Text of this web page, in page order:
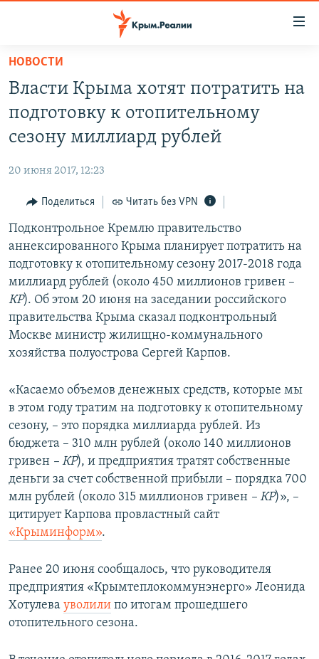
Вернуться
основному
содержанию
главной
Вернутся
поиску
СПЕЦПРОЕКТЫ
11 ЛЕТ ОККУПАЦИИ КРЫМА. 11 ИСТОРИЙ СОПРОТИВЛЕНИЯ
ЕЩЕ
ИНТЕРАКТИВ
ИНФОГРАФИКА
ТЕЛЕПРОЕКТ КРЫМ.РЕАЛИИ
СОВЕТЫ ПРАВОЗАЩИТНИКОВ
ПРОПАВШИЕ БЕЗ ВЕСТИ
ПОБЕДИТЕЛЕЙ НЕ СУДЯТ?
КРЫМ.НЕПОКОРЕННЫЙ
УКРАИНСКАЯ ПРОБЛЕМА КРЫМА
РАДІО СВОБОДА
КАК ОБОЙТИ БЛОКИРОВКУ
Українською
Qırımtatar
ПРИСОЕДИНЯЙТЕСЬ!
Все сайты RFE/RL
НОВОСТИ
Власти Крыма хотят потратить на
подготовку к отопительному
сезону миллиард рублей
20 июня 2017, 12:23
Поделиться Читать без VPN
Подконтрольное Кремлю правительство
аннексированного Крыма планирует потратить на
подготовку к отопительному сезону 2017-2018 года
миллиард рублей (около 450 миллионов гривен –
КР). Об этом 20 июня на заседании российского
правительства Крыма сказал подконтрольный
Москве министр жилищно-коммунального
хозяйства полуострова Сергей Карпов.
«Касаемо объемов денежных средств, которые мы
в этом году тратим на подготовку к отопительному
сезону, – это порядка миллиарда рублей. Из
бюджета – 310 млн рублей (около 140 миллионов
гривен – КР), и предприятия тратят собственные
деньги за счет собственной прибыли – порядка 700
млн рублей (около 315 миллионов гривен – КР)», –
цитирует Карпова провластный сайт
«Крыминформ».
Ранее 20 июня сообщалось, что руководителя
предприятия «Крымтеплокоммунэнерго» Леонида
Хотулева уволили по итогам прошедшего
отопительного сезона.